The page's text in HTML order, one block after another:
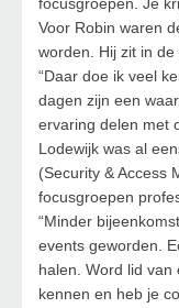
Voor Robin waren
worden. Hij zit in de
“Daar doe ik veel
dagen zijn een
ervaring delen met
Lodewijk was al
(Security & Access
focusgroepen
“Minder
events geworden.
halen. Word lid
kennen en heb je